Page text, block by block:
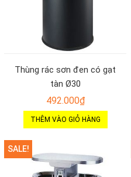
Thùng rác sơn đen có gạt
tàn Ø30
492.000₫
THÊM VÀO GIỎ HÀNG
SALE!